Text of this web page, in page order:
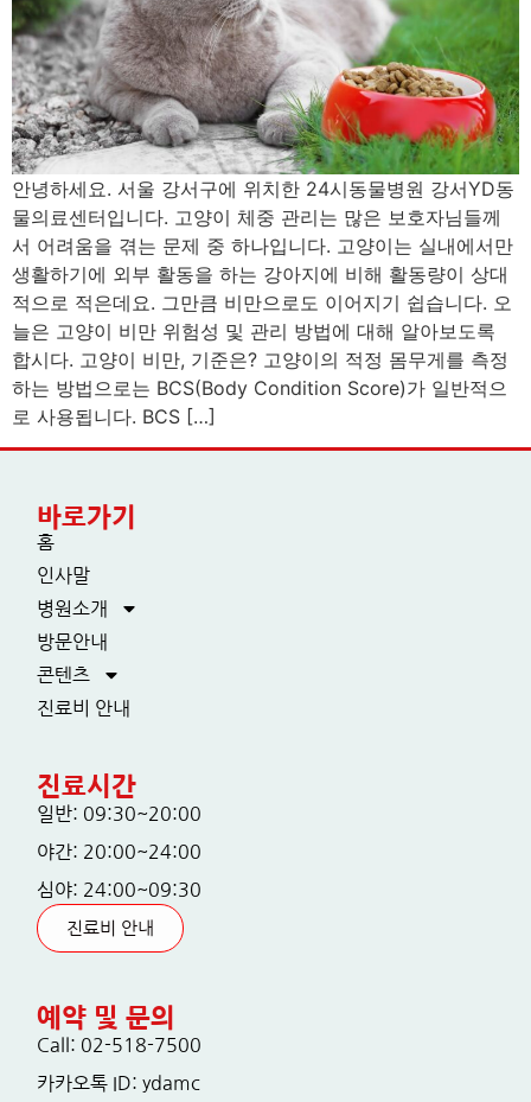
안녕하세요. 서울 강서구에 위치한 24시동물병원 강서YD동
물의료센터입니다. 고양이 체중 관리는 많은 보호자님들께
서 어려움을 겪는 문제 중 하나입니다. 고양이는 실내에서만
생활하기에 외부 활동을 하는 강아지에 비해 활동량이 상대
적으로 적은데요. 그만큼 비만으로도 이어지기 쉽습니다. 오
늘은 고양이 비만 위험성 및 관리 방법에 대해 알아보도록
합시다. 고양이 비만, 기준은? 고양이의 적정 몸무게를 측정
하는 방법으로는 BCS(Body Condition Score)가 일반적으
로 사용됩니다. BCS […]
바로가기
홈
인사말
병원소개
방문안내
콘텐츠
진료비 안내
진료시간
일반: 09:30~20:00
야간: 20:00~24:00
심야: 24:00~09:30
진료비 안내
예약 및 문의
Call: 02-518-7500
카카오톡 ID: ydamc